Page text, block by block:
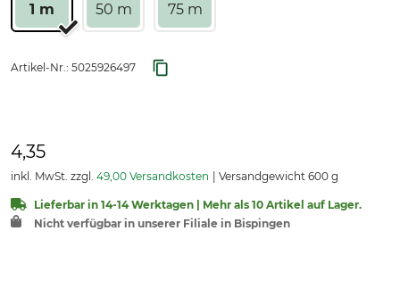
1 m 50 m 75 m
Artikel-Nr.: 5025926497
4,35
inkl. MwSt. zzgl. 49,00 Versandkosten Versandgewicht 600 g
Lieferbar in 14-14 Werktagen | Mehr als 10 Artikel auf Lager.
Nicht verfügbar in unserer Filiale in Bispingen